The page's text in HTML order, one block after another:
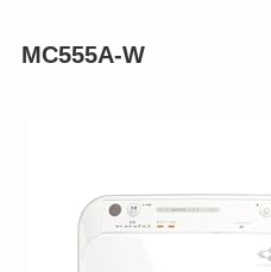
MC555A-W